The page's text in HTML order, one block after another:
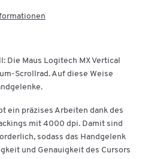
Die Maus Logitech MX Vertical
Scrollrad. Auf diese Weise
ein präzises Arbeiten dank des
mit 4000 dpi. Damit sind
sodass das Handgelenk
und Genauigkeit des Cursors